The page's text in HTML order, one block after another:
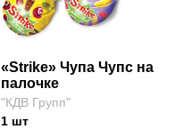
«Strike» Чупа Чупс на
палочке
"КДВ Групп"
1шт